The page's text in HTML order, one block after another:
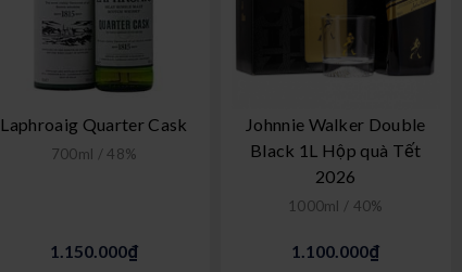
Laphroaig Quarter Cask
700ml / 48%
1.150.000₫
Johnnie Walker Double
Black 1L Hộp quà Tết
2026
1000ml / 40%
1.100.000₫